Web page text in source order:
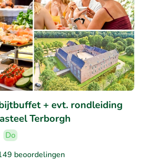
+ evt. rondleiding
Terborgh
Do
beoordelingen